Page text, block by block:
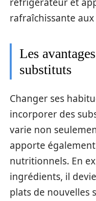
rafraîchissante aux
Les
substituts
Changer ses
incorporer des
varie non
apporte
nutritionnels. En
ingrédients, il
plats de nouvelles